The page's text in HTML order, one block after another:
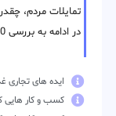
تمایلات مردم،
در ادامه به بررسی 10 کسب و کار موفق در این کشور میپردازیم.
ایده های تجاری
کسب و کار هایی